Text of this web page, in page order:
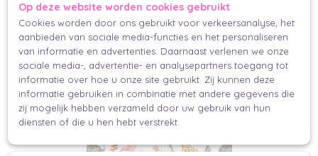
FSC
Makkelijk en mooi inpakken voor iedereen.
Ook interessant
Op deze website worden cookies gebruikt
Cookies worden door ons gebruikt voor verkeersanalyse, het
aanbieden van sociale media-functies en het personaliseren
van informatie en advertenties. Daarnaast verlenen we onze
sociale media-, advertentie- en analysepartners toegang tot
informatie over hoe u onze site gebruikt. Zij kunnen deze
informatie gebruiken in combinatie met andere gegevens die
zij mogelijk hebben verzameld door uw gebruik van hun
diensten of die u hen hebt verstrekt.